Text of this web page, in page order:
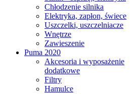
Chłodzenie silnika
Elektryka, zapłon, świece
Uszczelki, uszczelniacze
Wnętrze
Zawieszenie
Puma 2020
Akcesoria i wyposażenie
dodatkowe
Filtry
Hamulce